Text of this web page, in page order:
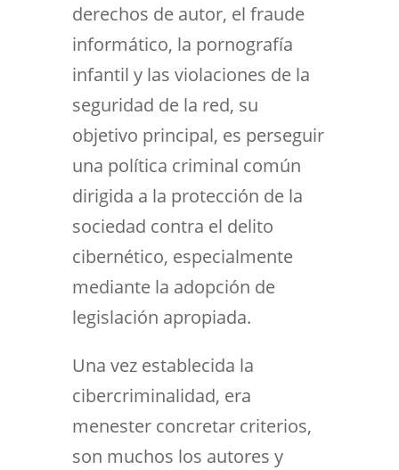
derechos de autor, el fraude
informático, la pornografía
infantil y las violaciones de la
seguridad de la red, su
objetivo principal, es perseguir
una política criminal común
dirigida a la protección de la
sociedad contra el delito
cibernético, especialmente
mediante la adopción de
legislación apropiada.
Una vez establecida la
cibercriminalidad, era
menester concretar criterios,
son muchos los autores y